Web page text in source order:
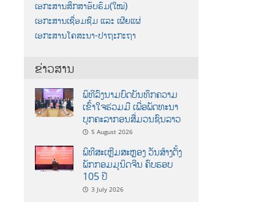
ເອກະສານສຶກສາອົບຮົມ(ໃໝ່)
ເອກະສານເຊື່ອມຊືມ ແລະ ເຜີຍແຜ່
ເອກະສານໂຄສະນາ-ປາຖະກະຖາ
ຂ່າວສານ
ພິທີລົງນາມບົດບັນທຶກຄວາມ
ເຂົ້າໃຈຮ່ວມມື ເພື່ອພັດທະນາ
ບຸກຄະລາກອນສື່ມວນຊົນລາວ
5 August 2026
ພິທີສະເຫຼີມສະຫຼອງ ວັນສ້າງຕັ້ງ
ພັກກອມມູນິດຈີນ ຄົບຮອບ
105 ປີ
3 July 2026